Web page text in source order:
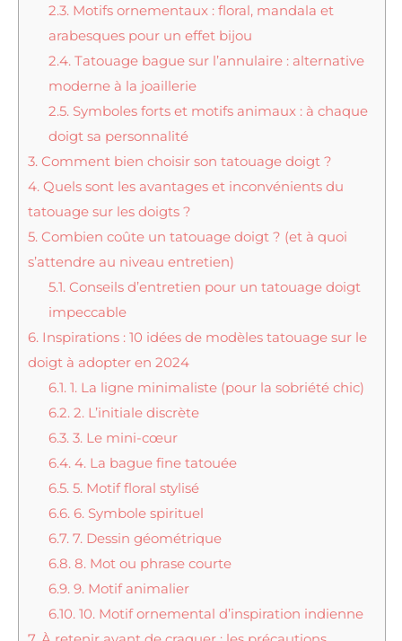
2.3. Motifs ornementaux : floral, mandala et
arabesques pour un effet bijou
2.4. Tatouage bague sur l’annulaire : alternative
moderne à la joaillerie
2.5. Symboles forts et motifs animaux : à chaque
doigt sa personnalité
3. Comment bien choisir son tatouage doigt ?
4. Quels sont les avantages et inconvénients du
tatouage sur les doigts ?
5. Combien coûte un tatouage doigt ? (et à quoi
s’attendre au niveau entretien)
5.1. Conseils d’entretien pour un tatouage doigt
impeccable
6. Inspirations : 10 idées de modèles tatouage sur le
doigt à adopter en 2024
6.1. 1. La ligne minimaliste (pour la sobriété chic)
6.2. 2. L’initiale discrète
6.3. 3. Le mini-cœur
6.4. 4. La bague fine tatouée
6.5. 5. Motif floral stylisé
6.6. 6. Symbole spirituel
6.7. 7. Dessin géométrique
6.8. 8. Mot ou phrase courte
6.9. 9. Motif animalier
6.10. 10. Motif ornemental d’inspiration indienne